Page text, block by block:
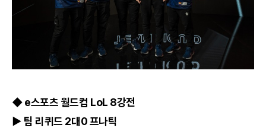
◆ e스포츠 월드컵 LoL 8강전
▶ 팀 리퀴드 2대0 프나틱